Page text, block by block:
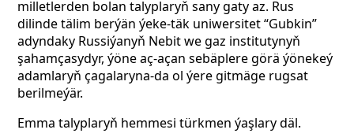
milletlerden bolan talyplaryň sany gaty az. Rus
dilinde tälim berýän ýeke-täk uniwersitet “Gubkin”
adyndaky Russiýanyň Nebit we gaz institutynyň
şahamçasydyr, ýöne aç-açan sebäplere görä ýönekeý
adamlaryň çagalaryna-da ol ýere gitmäge rugsat
berilmeýär.
Emma talyplaryň hemmesi türkmen ýaşlary däl.